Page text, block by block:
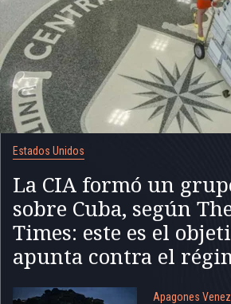
Estados Unidos
La CIA formó un
sobre Cuba, según
Times: este es el
apunta contra el
Apagones